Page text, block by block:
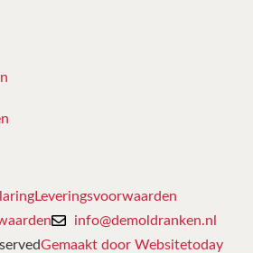
Leveringsvoorwaarden
info@demoldranken.nl
Gemaakt door Websitetoday